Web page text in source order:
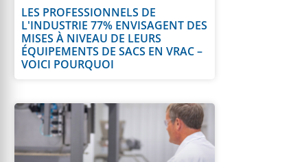
LES PROFESSIONNELS DE
L'INDUSTRIE 77% ENVISAGENT DES
MISES À NIVEAU DE LEURS
ÉQUIPEMENTS DE SACS EN VRAC –
VOICI POURQUOI